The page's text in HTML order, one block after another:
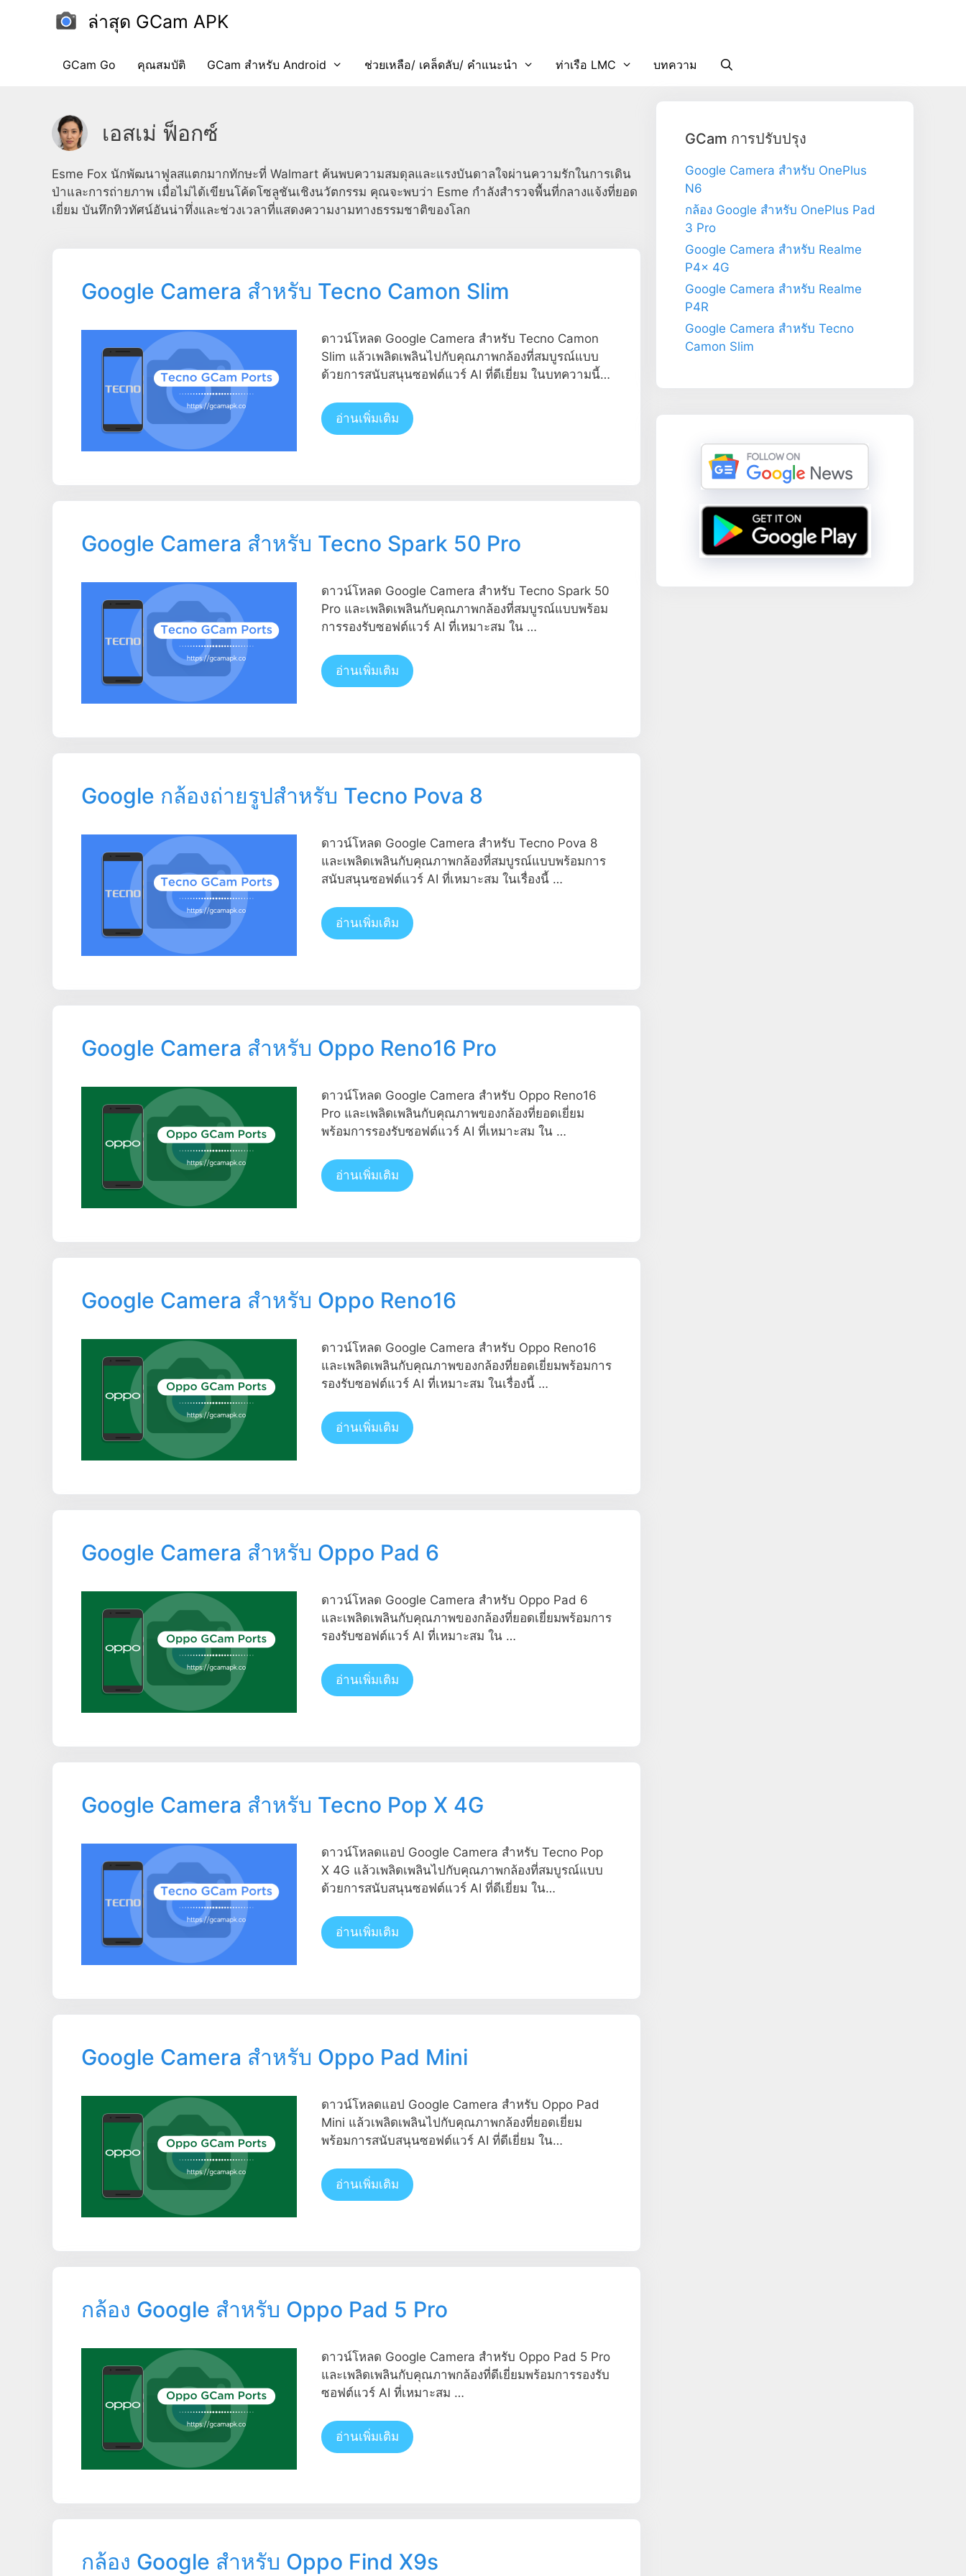
ล่าสุด GCam APK
GCam Go คุณสมบัติ GCam สำหรับ Android ช่วยเหลือ/ เคล็ดลับ/ คำแนะนำ ท่าเรือ LMC บทความ
เอสเม่ ฟ็อกซ์
Esme Fox นักพัฒนาฟูลสแตกมากทักษะที่ Walmart ค้นพบความสมดุลและแรงบันดาลใจผ่านความรักในการเดิน
ป่าและการถ่ายภาพ เมื่อไม่ได้เขียนโค้ดโซลูชันเชิงนวัตกรรม คุณจะพบว่า Esme กำลังสำรวจพื้นที่กลางแจ้งที่ยอด
เยี่ยม บันทึกทิวทัศน์อันน่าทึ่งและช่วงเวลาที่แสดงความงามทางธรรมชาติของโลก
Google Camera สำหรับ Tecno Camon Slim
ดาวน์โหลด Google Camera สำหรับ Tecno Camon
Slim แล้วเพลิดเพลินไปกับคุณภาพกล้องที่สมบูรณ์แบบ
ด้วยการสนับสนุนซอฟต์แวร์ AI ที่ดีเยี่ยม ในบทความนี้…
อ่านเพิ่มเติม
Google Camera สำหรับ Tecno Spark 50 Pro
ดาวน์โหลด Google Camera สำหรับ Tecno Spark 50
Pro และเพลิดเพลินกับคุณภาพกล้องที่สมบูรณ์แบบพร้อม
การรองรับซอฟต์แวร์ AI ที่เหมาะสม ใน …
อ่านเพิ่มเติม
Google กล้องถ่ายรูปสำหรับ Tecno Pova 8
ดาวน์โหลด Google Camera สำหรับ Tecno Pova 8
และเพลิดเพลินกับคุณภาพกล้องที่สมบูรณ์แบบพร้อมการ
สนับสนุนซอฟต์แวร์ AI ที่เหมาะสม ในเรื่องนี้ …
อ่านเพิ่มเติม
Google Camera สำหรับ Oppo Reno16 Pro
ดาวน์โหลด Google Camera สำหรับ Oppo Reno16
Pro และเพลิดเพลินกับคุณภาพของกล้องที่ยอดเยี่ยม
พร้อมการรองรับซอฟต์แวร์ AI ที่เหมาะสม ใน …
อ่านเพิ่มเติม
Google Camera สำหรับ Oppo Reno16
ดาวน์โหลด Google Camera สำหรับ Oppo Reno16
และเพลิดเพลินกับคุณภาพของกล้องที่ยอดเยี่ยมพร้อมการ
รองรับซอฟต์แวร์ AI ที่เหมาะสม ในเรื่องนี้ …
อ่านเพิ่มเติม
Google Camera สำหรับ Oppo Pad 6
ดาวน์โหลด Google Camera สำหรับ Oppo Pad 6
และเพลิดเพลินกับคุณภาพของกล้องที่ยอดเยี่ยมพร้อมการ
รองรับซอฟต์แวร์ AI ที่เหมาะสม ใน …
อ่านเพิ่มเติม
Google Camera สำหรับ Tecno Pop X 4G
ดาวน์โหลดแอป Google Camera สำหรับ Tecno Pop
X 4G แล้วเพลิดเพลินไปกับคุณภาพกล้องที่สมบูรณ์แบบ
ด้วยการสนับสนุนซอฟต์แวร์ AI ที่ดีเยี่ยม ใน…
อ่านเพิ่มเติม
Google Camera สำหรับ Oppo Pad Mini
ดาวน์โหลดแอป Google Camera สำหรับ Oppo Pad
Mini แล้วเพลิดเพลินไปกับคุณภาพกล้องที่ยอดเยี่ยม
พร้อมการสนับสนุนซอฟต์แวร์ AI ที่ดีเยี่ยม ใน…
อ่านเพิ่มเติม
กล้อง Google สำหรับ Oppo Pad 5 Pro
ดาวน์โหลด Google Camera สำหรับ Oppo Pad 5 Pro
และเพลิดเพลินกับคุณภาพกล้องที่ดีเยี่ยมพร้อมการรองรับ
ซอฟต์แวร์ AI ที่เหมาะสม …
อ่านเพิ่มเติม
กล้อง Google สำหรับ Oppo Find X9s
GCam การปรับปรุง
Google Camera สำหรับ OnePlus
N6
กล้อง Google สำหรับ OnePlus Pad
3 Pro
Google Camera สำหรับ Realme
P4x 4G
Google Camera สำหรับ Realme
P4R
Google Camera สำหรับ Tecno
Camon Slim